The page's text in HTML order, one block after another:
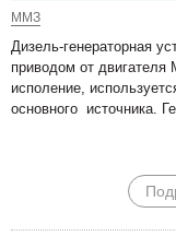
ММЗ
Дизель-генераторная
приводом от двигателя
исполение,
основного источника.